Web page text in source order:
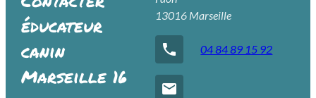
éducateur
canin
Marseille 16
13016 Marseille
phone 04 84 89 15 92
email